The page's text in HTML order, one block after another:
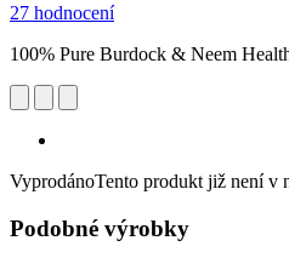
27 hodnocení
100% Pure Burdock & Neem
VyprodánoTento produkt již není v
Podobné výrobky